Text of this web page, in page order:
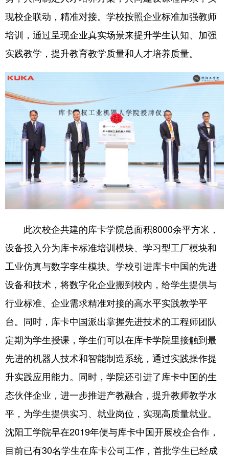
现校企联动，精准对接。学校按照企业标准加强教师
培训，通过呈现企业真实场景来提升学生认知、加强
实践教学，提升教育教学质量和人才培养质量。
此次校企共建的库卡学院总面积8000余平方米，
设备投入分为库卡标准培训模块、学习型工厂模块和
工业仿真与数字孪生模块。学校引进库卡中国的先进
设备和技术，将数字化企业搬到校内，给学生提供与
行业标准、企业需求精准对接的高水平实践教学平
台。同时，库卡中国派出掌握先进技术的工程师团队
定期为学生授课，学生们可以在库卡学院里接触到最
先进的机器人技术和智能制造系统，通过实践操作提
升实践应用能力。同时，学院还引进了库卡中国的生
态伙伴企业，进一步推进产教融合，提升教师教学水
平，为学生提供实习、就业岗位，实现高质量就业。
沈阳工学院早在2019年便与库卡中国开展校企合作，
目前已有30名学生在库卡公司工作，首批学生已经成